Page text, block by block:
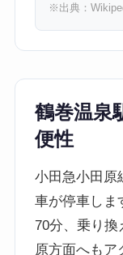
※出典：
鶴巻温泉
便性
小田急小田原
車が停車しま
70分、乗り換
原方面へもア